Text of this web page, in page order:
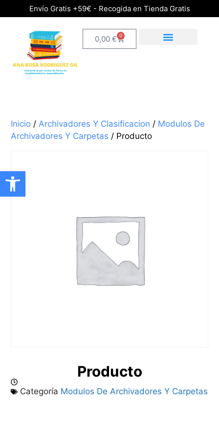
Abrir barra de herramientas
Envío Gratis +59€ - Recogida en Tienda Gratis
0,00 € 0
Producto
Categoría Modulos De Archivadores Y Carpetas
Inicio /Archivadores Y Clasificacion / Modulos De
Archivadores Y Carpetas / Producto